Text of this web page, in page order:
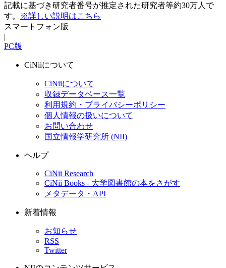
記載に基づき研究者番号が推定された研究者等約30万人で
す。
※詳しい説明はこちら
スマートフォン版
|
PC版
CiNiiについて
CiNiiについて
収録データベース一覧
利用規約・プライバシーポリシー
個人情報の扱いについて
お問い合わせ
国立情報学研究所 (NII)
ヘルプ
CiNii Research
CiNii Books - 大学図書館の本をさがす
メタデータ・API
新着情報
お知らせ
RSS
Twitter